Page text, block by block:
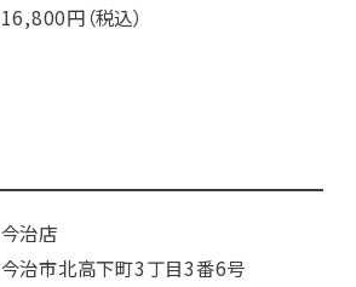
16,800円（税込）
今治店
今治市北高下町3丁目3番6号